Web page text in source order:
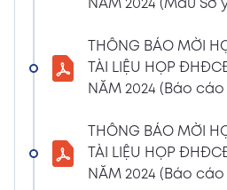
CBTT VỀ QUYẾT ĐỊNH
04/01/2024
CBTT VỀ QUYẾT ĐỊNH
HỖ TRỢ
18/12/2023
4:48 PM
NĂM 2024 (Mẫu Sơ
THÔNG BÁO MỜI
TÀI LIỆU HỌP
NĂM 2024 (Báo
THÔNG BÁO MỜI
TÀI LIỆU HỌP
NĂM 2024 (Báo cáo